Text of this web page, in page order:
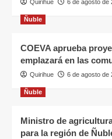
Quirihue 6 de agosto de
Ñuble
COEVA aprueba
emplazará en las
Quirihue 6 de agosto de
Ñuble
Ministro de
para la región de